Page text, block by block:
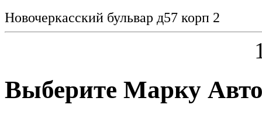
Новочеркасский бульвар д57 корп 2
Выберите Марку